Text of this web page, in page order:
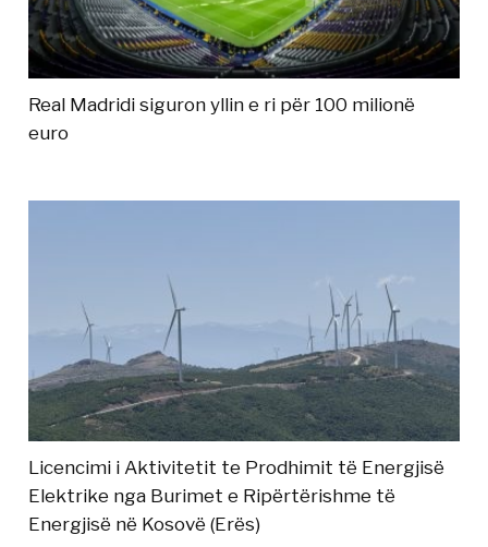
Real Madridi siguron yllin e ri për 100 milionë
euro
Licencimi i Aktivitetit te Prodhimit të Energjisë
Elektrike nga Burimet e Ripërtërishme të
Energjisë në Kosovë (Erës)